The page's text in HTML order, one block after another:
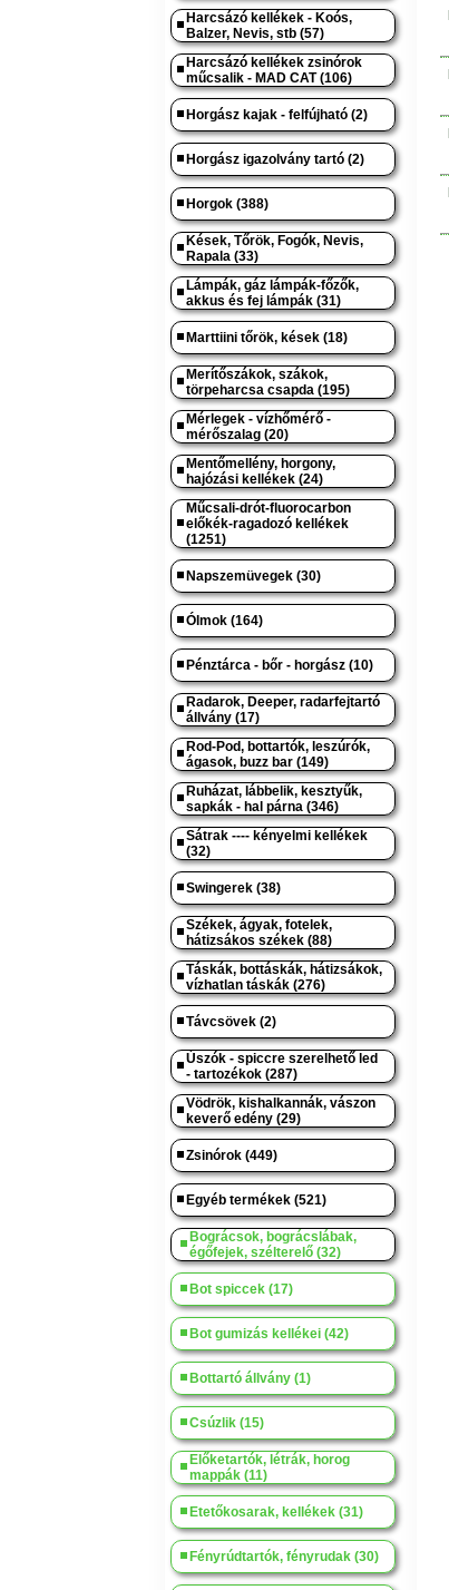
Harcsázó kellékek - Koós,
Balzer, Nevis, stb (57)
Harcsázó kellékek zsinórok
műcsalik - MAD CAT (106)
Horgász kajak - felfújható (2)
Horgász igazolvány tartó (2)
Horgok (388)
Kések, Tőrök, Fogók, Nevis,
Rapala (33)
Lámpák, gáz lámpák-főzők,
akkus és fej lámpák (31)
Marttiini tőrök, kések (18)
Merítőszákok, szákok,
törpeharcsa csapda (195)
Mérlegek - vízhőmérő -
mérőszalag (20)
Mentőmellény, horgony,
hajózási kellékek (24)
Műcsali-drót-fluorocarbon
előkék-ragadozó kellékek
(1251)
Napszemüvegek (30)
Ólmok (164)
Pénztárca - bőr - horgász (10)
Radarok, Deeper, radarfejtartó
állvány (17)
Rod-Pod, bottartók, leszúrók,
ágasok, buzz bar (149)
Ruházat, lábbelik, kesztyűk,
sapkák - hal párna (346)
Sátrak ---- kényelmi kellékek
(32)
Swingerek (38)
Székek, ágyak, fotelek,
hátizsákos székek (88)
Táskák, bottáskák, hátizsákok,
vízhatlan táskák (276)
Távcsövek (2)
Úszók - spiccre szerelhető led
- tartozékok (287)
Vödrök, kishalkannák, vászon
keverő edény (29)
Zsinórok (449)
Egyéb termékek (521)
Bográcsok, bográcslábak,
égőfejek, szélterelő (32)
Bot spiccek (17)
Bot gumizás kellékei (42)
Bottartó állvány (1)
Csúzlik (15)
Előketartók, létrák, horog
mappák (11)
Etetőkosarak, kellékek (31)
Fényrúdtartók, fényrudak (30)